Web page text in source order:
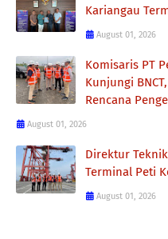
Kariangau
August 01, 2026
Komisaris PT
Kunjungi
Rencana
August 01, 2026
Direktur
Terminal Peti
August 01, 2026